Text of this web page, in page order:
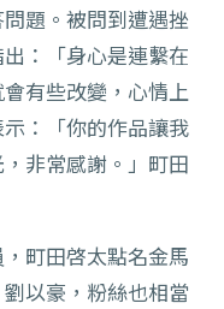
題。被問到遭遇挫
：「身心是連繫在
有些改變，心情上
：「你的作品讓我
非常感謝。」町田
町田啓太點名金馬
以豪，粉絲也相當